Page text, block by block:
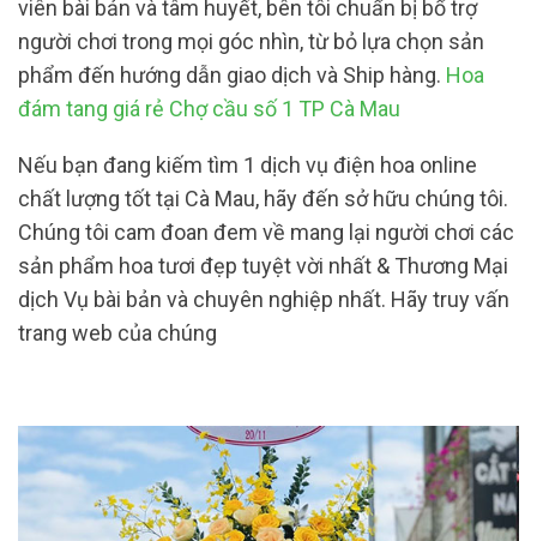
viên bài bản và tâm huyết, bên tôi chuẩn bị bổ trợ
người chơi trong mọi góc nhìn, từ bỏ lựa chọn sản
phẩm đến hướng dẫn giao dịch và Ship hàng. Hoa
đám tang giá rẻ Chợ cầu số 1 TP Cà Mau
Nếu bạn đang kiếm tìm 1 dịch vụ điện hoa online
chất lượng tốt tại Cà Mau, hãy đến sở hữu chúng tôi.
Chúng tôi cam đoan đem về mang lại người chơi các
sản phẩm hoa tươi đẹp tuyệt vời nhất & Thương Mại
dịch Vụ bài bản và chuyên nghiệp nhất. Hãy truy vấn
trang web của chúng